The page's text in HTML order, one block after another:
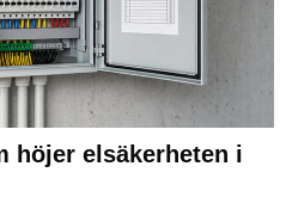
höjer elsäkerheten i